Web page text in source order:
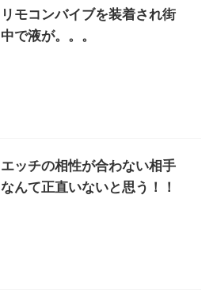
リモコンバイブを装着され街
中で液が。。。
エッチの相性が合わない相手
なんて正直いないと思う！！